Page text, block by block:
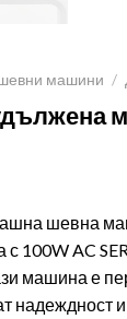
машини /
шевна
с 100W AC
машина е
надеждност